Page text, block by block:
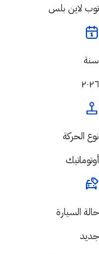
توب لاين بلس
سنة
٢٠٢٦
نوع الحركة
أوتوماتيك
حالة السيارة
جديد